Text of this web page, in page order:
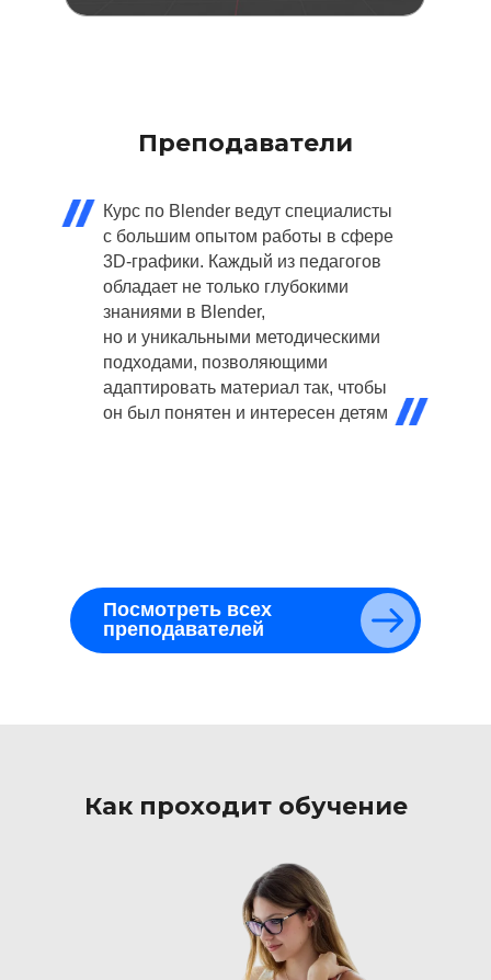
Преподаватели
Курс по Blender ведут специалисты
с большим опытом работы в сфере
3D-графики. Каждый из педагогов
обладает не только глубокими
знаниями в Blender,
но и уникальными методическими
подходами, позволяющими
адаптировать материал так, чтобы
он был понятен и интересен детям
Посмотреть всех
преподавателей
Как проходит обучение